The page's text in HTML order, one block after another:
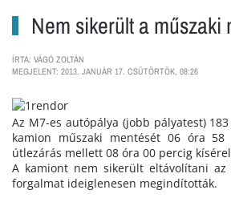
Nem sikerült a
ÍRTA: VÁGÓ ZOLTÁN
MEGJELENT: 2013. JANUÁR 17. CSÜTÖRTÖK, 08:26
Az M7-es autópálya (jobb pályatest)
kamion műszaki mentését 06 óra
útlezárás mellett 08 óra 00 percig
A kamiont nem sikerült eltávolítani az
forgalmat ideiglenesen megindították.